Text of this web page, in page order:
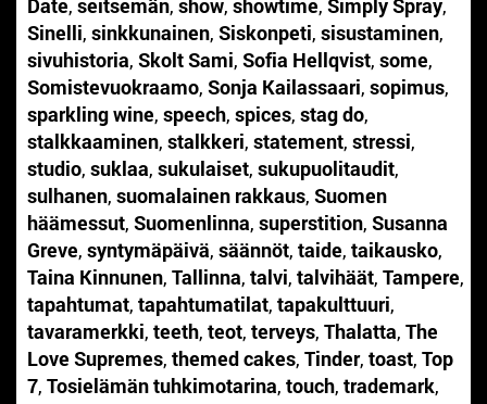
Sinelli, sinkkunainen, Siskonpeti, sisustaminen,
sivuhistoria, Skolt Sami, Sofia Hellqvist, some,
Somistevuokraamo, Sonja Kailassaari, sopimus,
sparkling wine, speech, spices, stag do,
stalkkaaminen, stalkkeri, statement, stressi,
studio, suklaa, sukulaiset, sukupuolitaudit,
sulhanen, suomalainen rakkaus, Suomen
häämessut, Suomenlinna, superstition, Susanna
Greve, syntymäpäivä, säännöt, taide, taikausko,
Taina Kinnunen, Tallinna, talvi, talvihäät, Tampere,
tapahtumat, tapahtumatilat, tapakulttuuri,
tavaramerkki, teeth, teot, terveys, Thalatta, The
Love Supremes, themed cakes, Tinder, toast, Top
7, Tosielämän tuhkimotarina, touch, trademark,